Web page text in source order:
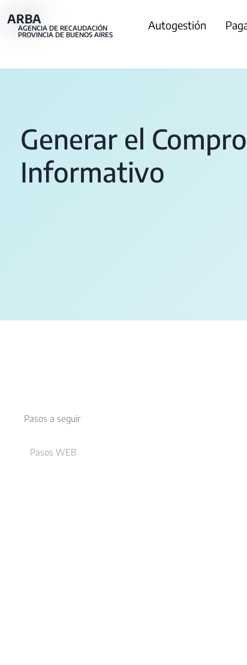
al
ARBA
AGENCIA DE RECAUDACIÓN
PROVINCIA DE BUENOS AIRES
Main
Autogestión
Generar el
Informativo
Pasos a seguir
Pasos WEB